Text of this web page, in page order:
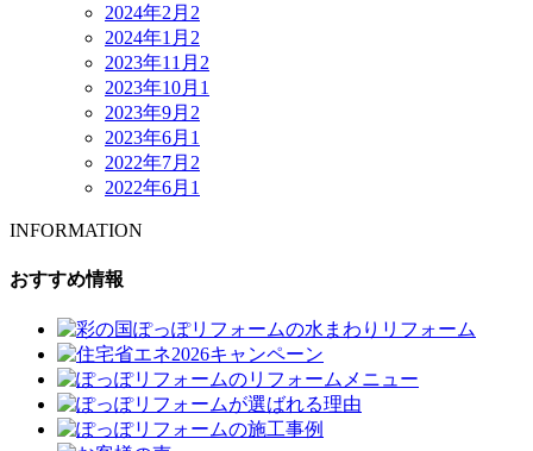
2024年2月 2
2024年1月 2
2023年11月 2
2023年10月 1
2023年9月 2
2023年6月 1
2022年7月 2
2022年6月 1
INFORMATION
おすすめ情報